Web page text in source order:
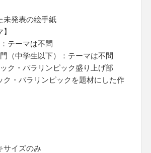
未発表の絵手紙
テーマは不問
門（中学生以下）：テーマは不問
ック・パラリンピック盛り上げ部
ク・パラリンピックを題材にした作
サイズのみ